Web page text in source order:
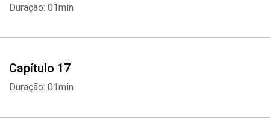
Duração: 01min
Capítulo 17
Duração: 01min